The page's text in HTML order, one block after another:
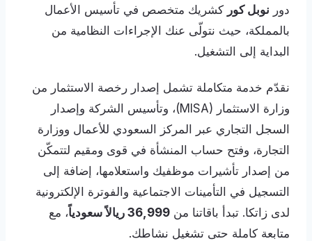
دور نوبل كور كشريك متخصص في تأسيس الأعمال
بالمملكة، حيث نتولّى عنك الإجراءات النظامية من
البداية إلى التشغيل.
نقدّم خدمة متكاملة تشمل إصدار رخصة الاستثمار من
وزارة الاستثمار (MISA)، وتأسيس الشركة وإصدار
السجل التجاري عبر المركز السعودي للأعمال ووزارة
التجارة، وفتح حساب المنشأة في قوى ومقيم لتتمكّن
من إصدار تأشيرات موظفيك واستعلامها، إضافة إلى
التسجيل في التأمينات الاجتماعية والفوترة الإلكترونية
لدى زاتكا. تبدأ باقاتنا من 36,999 ريالاً سعودياً
، مع
متابعة كاملة حتى تشغيل نشاطك.